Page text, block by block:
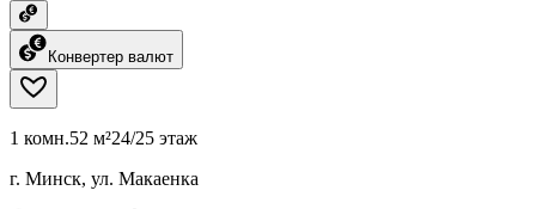
Конвертер валют
1 комн.52 м²24/25 этаж
г. Минск, ул. Макаенка